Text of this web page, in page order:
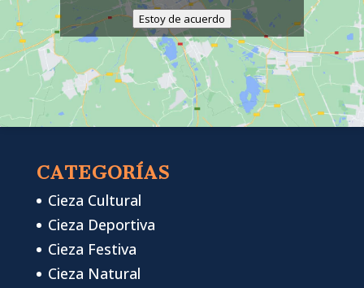
Estoy de acuerdo
CATEGORÍAS
Cieza Cultural
Cieza Deportiva
Cieza Festiva
Cieza Natural